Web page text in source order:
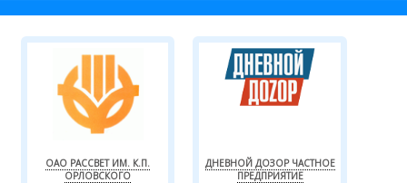
ОАО РАССВЕТ ИМ. К.П.
ОРЛОВСКОГО
ДНЕВНОЙ ДОЗОР ЧАСТНОЕ
ПРЕДПРИЯТИЕ